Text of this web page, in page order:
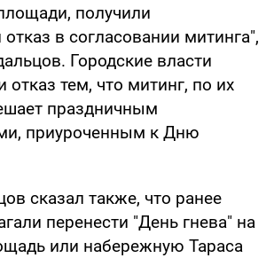
получили
в согласовании митинга",
Городские власти
отказ тем, что митинг, по их
праздничным
приуроченным к Дню
сказал также, что ранее
перенести "День гнева" на
или набережную Тараса